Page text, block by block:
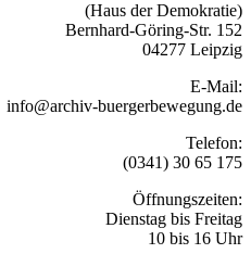
(Haus der Demokratie)
Bernhard-Göring-Str. 152
04277 Leipzig
E-Mail:
info@archiv-buergerbewegung.de
Telefon:
(0341) 30 65 175
Öffnungszeiten:
Dienstag bis Freitag
10 bis 16 Uhr